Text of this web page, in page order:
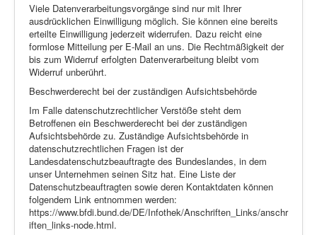
Viele Datenverarbeitungsvorgänge sind nur mit Ihrer
ausdrücklichen Einwilligung möglich. Sie können eine bereits
erteilte Einwilligung jederzeit widerrufen. Dazu reicht eine
formlose Mitteilung per E-Mail an uns. Die Rechtmäßigkeit der
bis zum Widerruf erfolgten Datenverarbeitung bleibt vom
Widerruf unberührt.
Beschwerderecht bei der zuständigen Aufsichtsbehörde
Im Falle datenschutzrechtlicher Verstöße steht dem
Betroffenen ein Beschwerderecht bei der zuständigen
Aufsichtsbehörde zu. Zuständige Aufsichtsbehörde in
datenschutzrechtlichen Fragen ist der
Landesdatenschutzbeauftragte des Bundeslandes, in dem
unser Unternehmen seinen Sitz hat. Eine Liste der
Datenschutzbeauftragten sowie deren Kontaktdaten können
folgendem Link entnommen werden:
https://www.bfdi.bund.de/DE/Infothek/Anschriften_Links/anschr
iften_links-node.html.